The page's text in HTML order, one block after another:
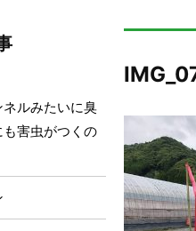
ルみたいに臭
害虫がつくの